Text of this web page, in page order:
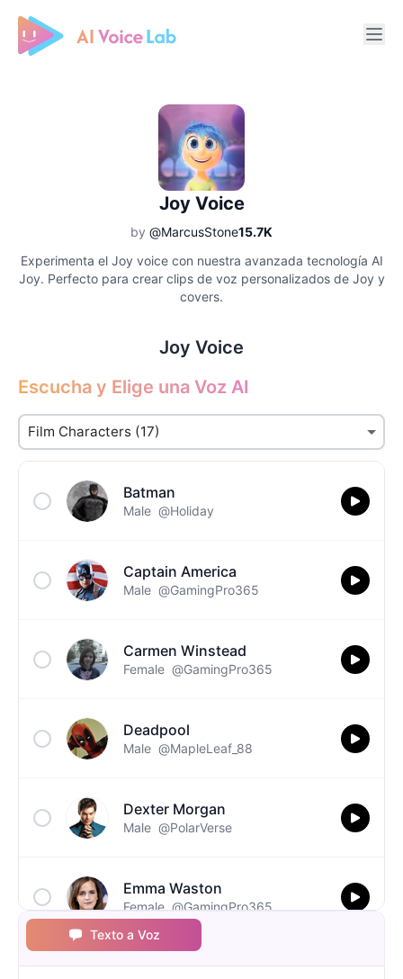
Free AI Cover & AI Voice Over
Joy Voice
by @MarcusStone15.7K
Experimenta el Joy voice con nuestra avanzada tecnología AI
Joy. Perfecto para crear clips de voz personalizados de Joy y
covers.
Joy Voice
Escucha y Elige una Voz AI
Batman
Male @Holiday
Captain America
Male @GamingPro365
Carmen Winstead
Female @GamingPro365
Deadpool
Male @MapleLeaf_88
Dexter Morgan
Male @PolarVerse
Emma Waston
Female @GamingPro365
Ghostface(Scream)
Texto a Voz